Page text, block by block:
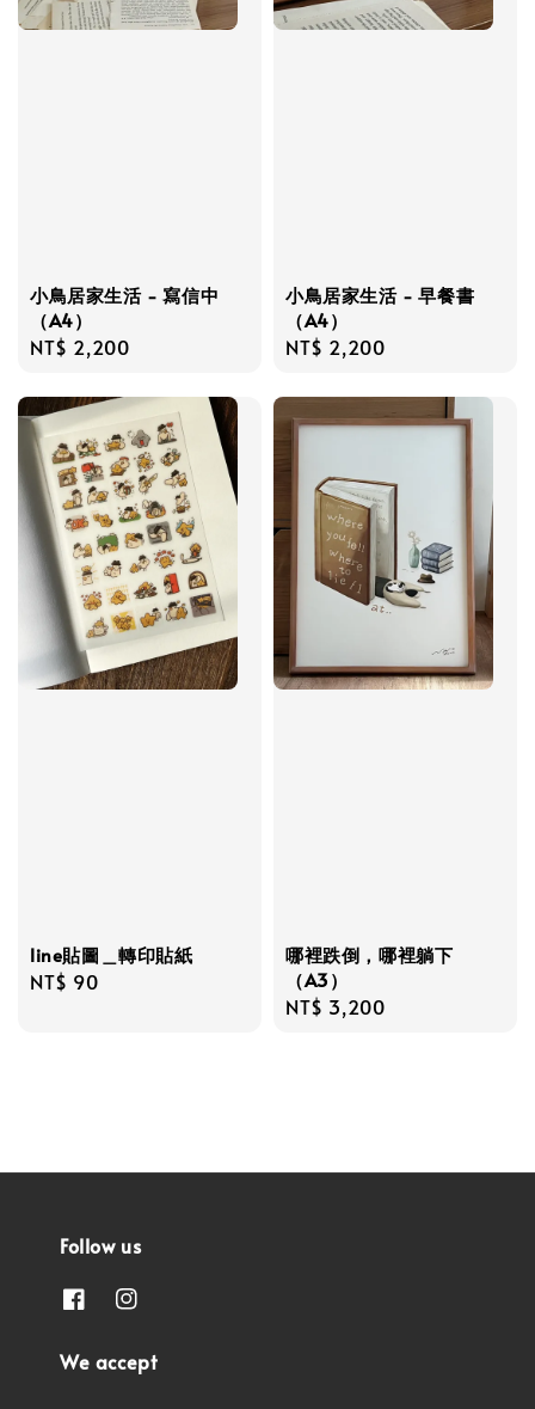
小鳥居家生活 - 寫信中
（A4）
Regular
NT$ 2,200
小鳥居家生活 - 早餐書
（A4）
Regular
NT$ 2,200
line貼圖＿轉印貼紙
Regular
NT$ 90
哪裡跌倒，哪裡躺下
（A3）
Regular
NT$ 3,200
Follow us
We accept